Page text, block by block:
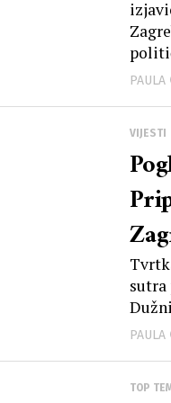
PAULA
VIJESTI
sutra
PAULA
TOP